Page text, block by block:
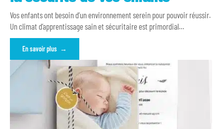
Vos enfants ont besoin d’un environnement serein pour pouvoir réussir.
Un climat d’apprentissage sain et sécuritaire est primordial…
En savoir plus